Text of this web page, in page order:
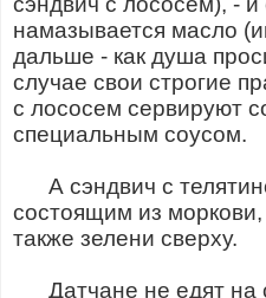
намазывается масло
дальше - как душа
случае свои строгие
с лососем сервируют
специальным соусом.
А сэндвич с
состоящим из
также зелени сверху.
Датчане не едят на